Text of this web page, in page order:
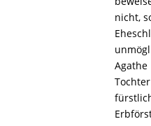
nicht,
Agathe